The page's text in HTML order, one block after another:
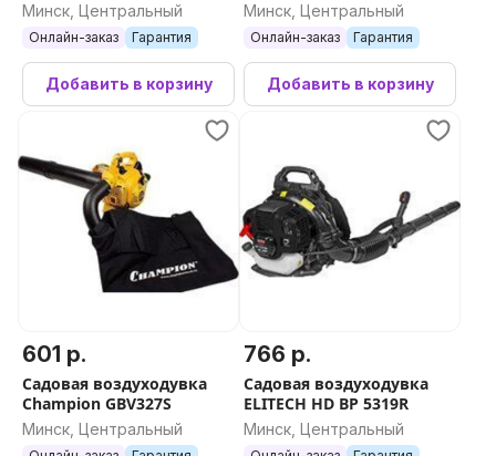
Минск, Центральный
Онлайн-заказ Гарантия
Добавить в корзину
Минск, Центральный
Онлайн-заказ Гарантия
Добавить в корзину
601 р.
Садовая воздуходувка
Champion GBV327S
Минск, Центральный
766 р.
Садовая воздуходувка
ELITECH HD BP 5319R
Минск, Центральный